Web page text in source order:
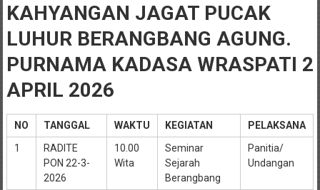
KAHYANGAN JAGAT PUCAK
LUHUR BERANGBANG AGUNG.
PURNAMA KADASA WRASPATI 2
APRIL 2026
NO TANGGAL WAKTU KEGIATAN
PELAKSANA
1
RADITE
PON 22-3-
2026
10.00
Wita
Seminar
Sejarah
Berangbang
Panitia/
Undangan